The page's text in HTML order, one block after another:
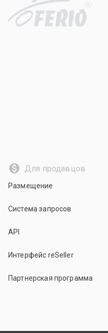
R
Для продавцов
Размещение
Система запросов
API
Интерфейс reSeller
Партнерская программа